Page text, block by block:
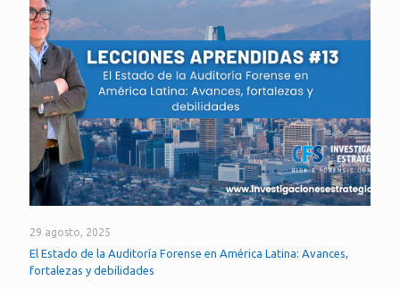
29 agosto, 2025
El Estado de la Auditoría Forense en América Latina: Avances,
fortalezas y debilidades